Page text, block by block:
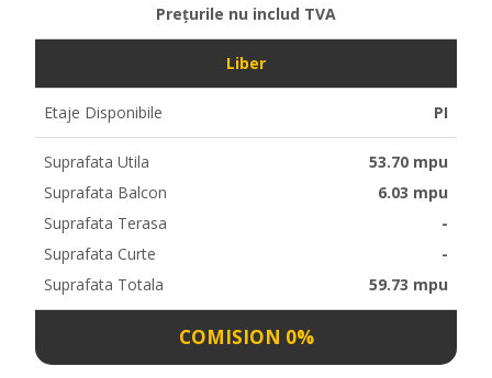
Prețurile nu includ TVA
Liber
Etaje Disponibile PI
Suprafata Utila
Suprafata Balcon
Suprafata Terasa
Suprafata Curte
Suprafata Totala
53.70 mpu
6.03 mpu
-
-
59.73 mpu
COMISION 0%